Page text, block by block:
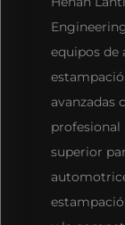
equipos de
avanzadas
profesional
superior